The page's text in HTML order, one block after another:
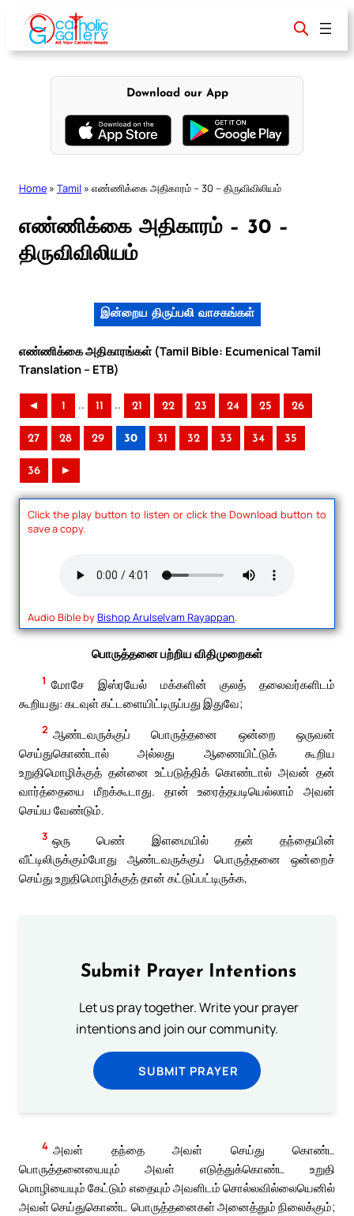
content
Download our App
Home » Tamil » எண்ணிக்கை அதிகாரம் – 30 – திருவிவிலியம்
எண்ணிக்கை அதிகாரம் – 30 –
திருவிவிலியம்
இன்றைய திருப்பலி வாசகங்கள்
எண்ணிக்கை அதிகாரங்கள் (Tamil Bible: Ecumenical Tamil
Translation – ETB)
◄ 1 .. 11 .. 21 22 23 24 25 26
27 28 29 30 31 32 33 34 35
36 ►
Click the play button to listen or click the Download button to
save a copy.
Audio Bible byBishop Arulselvam Rayappan.
பொருத்தனை பற்றிய விதிமுறைகள்
1 மோசே இஸ்ரயேல் மக்களின் குலத் தலைவர்களிடம்
கூறியது: கடவுள் கட்டளையிட்டிருப்பது இதுவே;
2 ஆண்டவருக்குப் பொருத்தனை ஒன்றை ஒருவன்
செய்துகொண்டால் அல்லது ஆணையிட்டுக் கூறிய
உறுதிமொழிக்குத் தன்னை உட்படுத்திக் கொண்டால் அவன் தன்
வார்த்தையை மீறக்கூடாது. தான் உரைத்தபடியெல்லாம் அவன்
செய்ய வேண்டும்.
3 ஒரு பெண் இளமையில் தன் தந்தையின்
வீட்டிலிருக்கும்போது ஆண்டவருக்குப் பொருத்தனை ஒன்றைச்
செய்து உறுதிமொழிக்குத் தான் கட்டுப்பட்டிருக்க,
Submit Prayer Intentions
Let us pray together. Write your prayer
intentions and join our community.
SUBMIT PRAYER
4 அவள் தந்தை அவள் செய்து கொண்ட
பொருத்தனையையும் அவள் எடுத்துக்கொண்ட உறுதி
மொழியையும் கேட்டும் எதையும் அவளிடம் சொல்லவில்லையெனில்
அவள் செய்துகொண்ட பொருத்தனைகள் அனைத்தும் நிலைக்கும்;